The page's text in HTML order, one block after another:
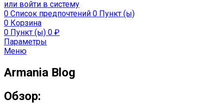
или войти в систему
0 Список предпочтений 0 Пункт (ы)
0 Корзина
0 Пункт (ы) 0 ₽
Параметры
Меню
Armania Blog
Обзор: